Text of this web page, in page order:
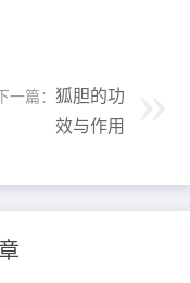
一篇： 狐胆的功
效与作用